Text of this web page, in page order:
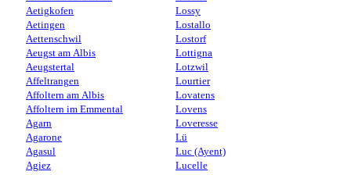
Aetigkofen
Aetingen
Aettenschwil
Aeugst am Albis
Aeugstertal
Affeltrangen
Affoltern am Albis
Affoltern im Emmental
Agarn
Agarone
Agasul
Agiez
Lossy
Lostallo
Lostorf
Lottigna
Lotzwil
Lourtier
Lovatens
Lovens
Loveresse
Lü
Luc (Ayent)
Lucelle